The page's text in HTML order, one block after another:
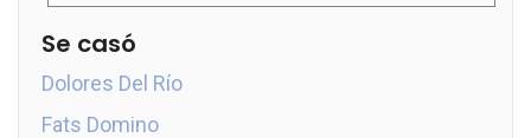
Se casó
Dolores Del Río
Fats Domino